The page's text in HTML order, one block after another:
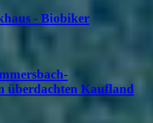
- Biobiker
überdachten Kaufland